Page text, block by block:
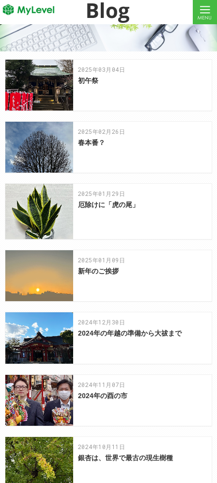
MyLevelで、ITエンジニア・クリエイターの働き方改革をしよう！
MyLevelは、ITエンジニア・クリエイターの人材不足やミスマッチを解消します！
2025年03月04日
初午祭
2025年02月26日
春本番？
2025年01月29日
厄除けに「虎の尾」
2025年01月09日
新年のご挨拶
2024年12月30日
2024年の年越の準備から大祓まで
2024年11月07日
2024年の酉の市
2024年10月11日
銀杏は、世界で最古の現生樹種